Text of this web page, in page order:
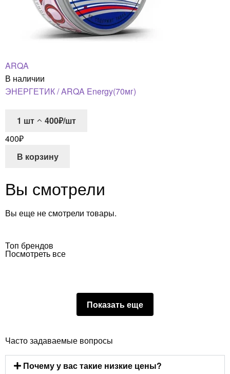
ARQA
В наличии
ЭНЕРГЕТИК / ARQA Energy(70мг)
1 шт
400₽/шт
400₽
В корзину
Вы смотрели
Вы еще не смотрели товары.
Топ брендов
Посмотреть все
Показать еще
Часто задаваемые вопросы
Почему у вас такие низкие цены?